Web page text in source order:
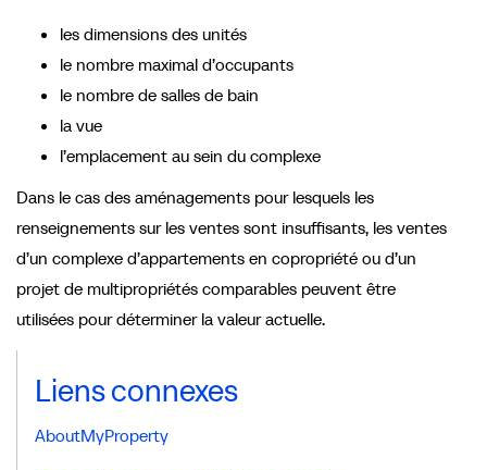
les dimensions des unités
le nombre maximal d’occupants
le nombre de salles de bain
la vue
l’emplacement au sein du complexe
Dans le cas des aménagements pour lesquels les
renseignements sur les ventes sont insuffisants, les ventes
d’un complexe d’appartements en copropriété ou d’un
projet de multipropriétés comparables peuvent être
utilisées pour déterminer la valeur actuelle.
Liens connexes
AboutMyProperty